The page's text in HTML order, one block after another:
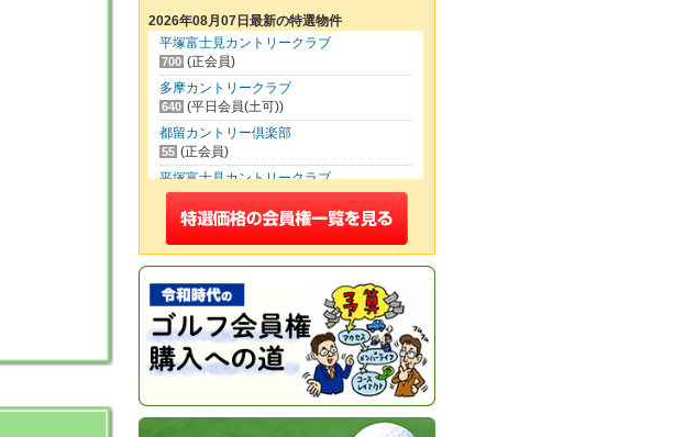
2026年08月07日最新の特選物件
平塚富士見カントリークラブ
700 (正会員)
多摩カントリークラブ
640 (平日会員(土可))
都留カントリー倶楽部
55 (正会員)
平塚富士見カントリークラブ
500(平日会員(土可))
筑波カントリークラブ
470
(平日会員(土可))
レイクウッドゴルフクラブ
3,400(正会員)
東松山カントリークラブ
250(正会員)
さいたま梨花カントリークラブ
20(正会員)
日本カントリークラブ
170(正会員)